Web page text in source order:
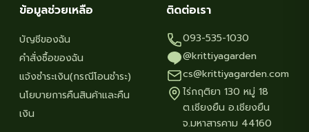
ข้อมูลช่วยเหลือ
บัญชีของฉัน
คำสั่งซื้อของฉัน
แจ้งชำระเงิน(กรณีโอนชำระ)
นโยบายการคืนสินค้าและคืน
เงิน
ติดต่อเรา
093-535-1030
@krittiyagarden
cs@krittiyagarden.com
ไร่กฤติยา 130 หมู่ 18
ต.เชียงยืน อ.เชียงยืน
จ.มหาสารคาม 44160